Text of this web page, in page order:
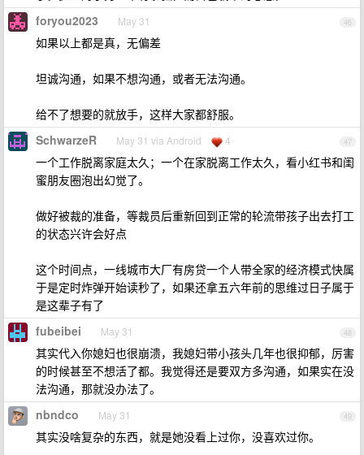
46
foryou2023 May 31
如果以上都是真，无偏差
坦诚沟通，如果不想沟通，或者无法沟通。
给不了想要的就放手，这样大家都舒服。
47
SchwarzeR May 31 via Android 4
一个工作脱离家庭太久；一个在家脱离工作太久，看小红书和闺
蜜朋友圈泡出幻觉了。
做好被裁的准备，等裁员后重新回到正常的轮流带孩子出去打工
的状态兴许会好点
这个时间点，一线城市大厂有房贷一个人带全家的经济模式快属
于是定时炸弹开始读秒了，如果还拿五六年前的思维过日子属于
是这辈子有了
48
fubeibei May 31
其实代入你媳妇也很崩溃，我媳妇带小孩头几年也很抑郁，厉害
的时候甚至不想活了都。我觉得还是要双方多沟通，如果实在没
法沟通，那就没办法了。
49
nbndco May 31
其实没啥复杂的东西，就是她没看上过你，没喜欢过你。